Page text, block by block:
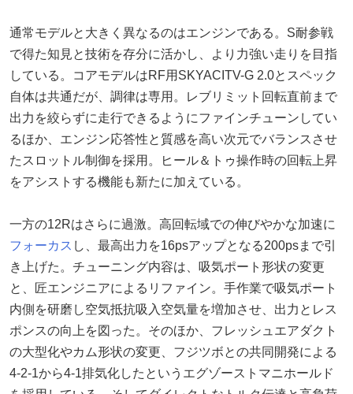
通常モデルと大きく異なるのはエンジンである。S耐参戦
で得た知見と技術を存分に活かし、より力強い走りを目指
している。コアモデルはRF用SKYACITV-G 2.0とスペック
自体は共通だが、調律は専用。レブリミット回転直前まで
出力を絞らずに走行できるようにファインチューンしてい
るほか、エンジン応答性と質感を高い次元でバランスさせ
たスロットル制御を採用。ヒール＆トゥ操作時の回転上昇
をアシストする機能も新たに加えている。
一方の12Rはさらに過激。高回転域での伸びやかな加速に
フォーカス し、最高出力を16psアップとなる200psまで引
き上げた。チューニング内容は、吸気ポート形状の変更
と、匠エンジニアによるリファイン。手作業で吸気ポート
内側を研磨し空気抵抗吸入空気量を増加させ、出力とレス
ポンスの向上を図った。そのほか、フレッシュエアダクト
の大型化やカム形状の変更、フジツボとの共同開発による
4-2-1から4-1排気化したというエグゾーストマニホールド